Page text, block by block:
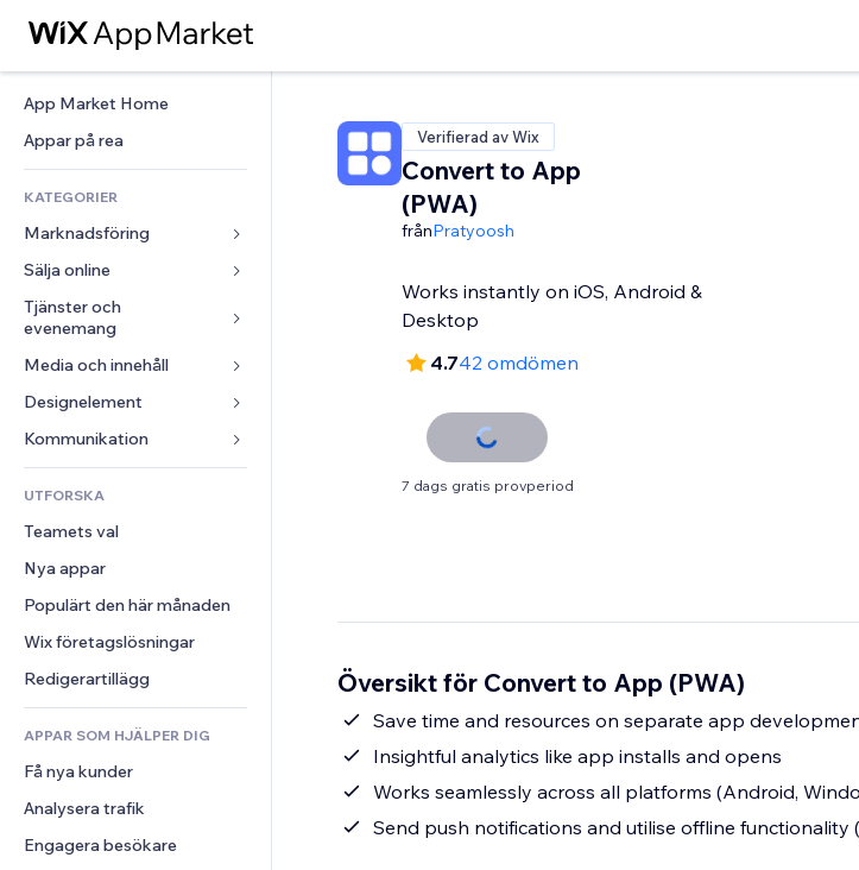
App Market Home
Appar på rea
KATEGORIER
Marknadsföring
Annonser
Mobil
Statistik
Sociala medier
SEO
Interaktioner
Listningar
E-post
Konvertering
Sälja online
Appar för butiker
Frakt och leverans
Sälj-knappar
Onlinekurser
Beställtryck
Redovisning
Kuponger och lojalitet
Lagerlösningar
Dropshipping
Priser och abonnemang
Crowdfunding
Mat och dryck
Tjänster och
evenemang
Hotell
Evenemang
Restauranger
Fastigheter
Bokningar
Media och innehåll
Galleri
Musik
Podcasts
Fotografering
Video
PDF
Fildelning
Nyheter
Designelement
Kartor och navigering
Integritet och säkerhet
Klocka
Sidmallar
Bildeffekter
Knappar och menyer
Banners och märken
Kalkylatorer
Sök
Väder
Diagram och tabeller
Formulär
Undersökningar
Chatt
Kommentarer
Telefon
Community
Omdömen och recensioner
CRM
UTFORSKA
Teamets val
Nya appar
Populärt den här månaden
Wix företagslösningar
Redigerartillägg
APPAR SOM HJÄLPER DIG
Få nya kunder
Analysera trafik
Engagera besökare
Verifierad av Wix
Convert to App
(PWA)
frånPratyoosh
Works instantly on iOS, Android &
Desktop
4.742 omdömen
7 dags gratis provperiod
Översikt för Convert to App (PWA)
Save time and resources on separate app
Insightful analytics like app installs and opens
Works seamlessly across all platforms (Android,
Send push notifications and utilise offline functionality